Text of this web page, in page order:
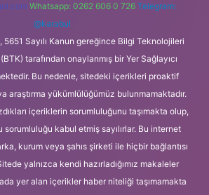
Whatsapp: 0262 606 0 726 Telegram:
@karabul
5651 Sayılı Kanun gereğince Bilgi Teknolojileri
tarafından onaylanmış bir Yer Sağlayıcı
Bu nedenle, sitedeki içerikleri proaktif
araştırma yükümlülüğümüz bulunmamaktadır.
içeriklerin sorumluluğunu taşımakta olup,
kabul etmiş sayılırlar. Bu internet
kurum veya şahıs şirketi ile hiçbir bağlantısı
yalnızca kendi hazırladığımız makaleler
yer alan içerikler haber niteliği taşımamakta